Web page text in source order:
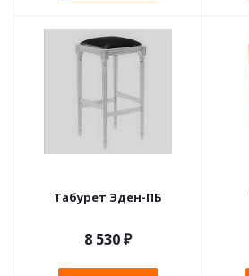
Табурет Эден-ПБ
8 530 ₽